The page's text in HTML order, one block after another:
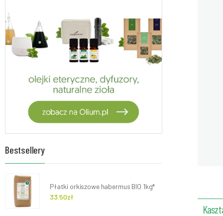
Bestsellery
Płatki orkiszowe habermus BIO 1kg*
33.50zł